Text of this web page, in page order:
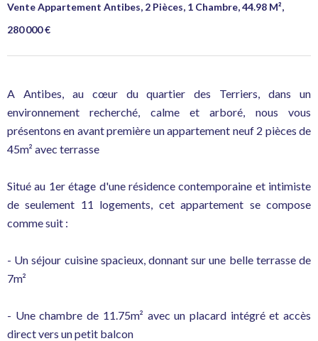
Vente Appartement Antibes, 2 Pièces, 1 Chambre, 44.98 M²,
280 000 €
A Antibes, au cœur du quartier des Terriers, dans un
environnement recherché, calme et arboré, nous vous
présentons en avant première un appartement neuf 2 pièces de
45m² avec terrasse
Situé au 1er étage d'une résidence contemporaine et intimiste
de seulement 11 logements, cet appartement se compose
comme suit :
- Un séjour cuisine spacieux, donnant sur une belle terrasse de
7m²
- Une chambre de 11.75m² avec un placard intégré et accès
direct vers un petit balcon